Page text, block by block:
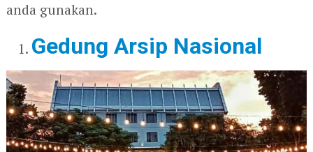
anda gunakan.
Gedung Arsip Nasional